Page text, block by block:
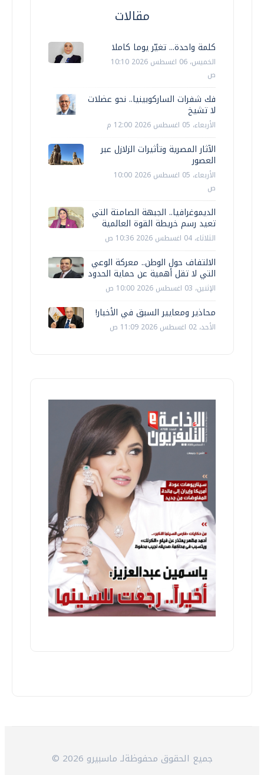
مقالات
كلمة واحدة... تغيّر يوما كاملا
الخميس، 06 اغسطس 2026 10:10
ص
فك شفرات الساركوبينيا.. نحو عضلات
لا تشيخ
الأربعاء، 05 اغسطس 2026 12:00 م
الآثار المصرية وتأثيرات الزلازل عبر
العصور
الأربعاء، 05 اغسطس 2026 10:00
ص
الديموغرافيا.. الجبهة الصامتة التي
تعيد رسم خريطة القوة العالمية
الثلاثاء، 04 اغسطس 2026 10:36 ص
الالتفاف حول الوطن.. معركة الوعي
التي لا تقل أهمية عن حماية الحدود
الإثنين، 03 اغسطس 2026 10:00 ص
محاذير ومعايير السبق في الأخبار!
الأحد، 02 اغسطس 2026 11:09 ص
© 2026 جميع الحقوق محفوظةلـ ماسبيرو